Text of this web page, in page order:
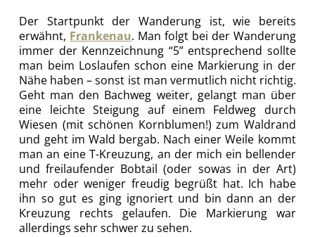
Der Startpunkt der Wanderung ist, wie bereits
erwähnt, Frankenau. Man folgt bei der Wanderung
immer der Kennzeichnung “5” entsprechend sollte
man beim Loslaufen schon eine Markierung in der
Nähe haben – sonst ist man vermutlich nicht richtig.
Geht man den Bachweg weiter, gelangt man über
eine leichte Steigung auf einem Feldweg durch
Wiesen (mit schönen Kornblumen!) zum Waldrand
und geht im Wald bergab. Nach einer Weile kommt
man an eine T-Kreuzung, an der mich ein bellender
und freilaufender Bobtail (oder sowas in der Art)
mehr oder weniger freudig begrüßt hat. Ich habe
ihn so gut es ging ignoriert und bin dann an der
Kreuzung rechts gelaufen. Die Markierung war
allerdings sehr schwer zu sehen.